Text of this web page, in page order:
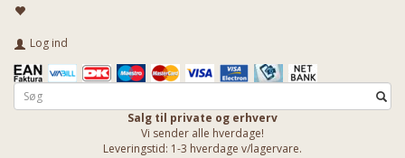
Log ind
Salg til private og erhverv
Vi sender alle hverdage!
Leveringstid: 1-3 hverdage v/lagervare.